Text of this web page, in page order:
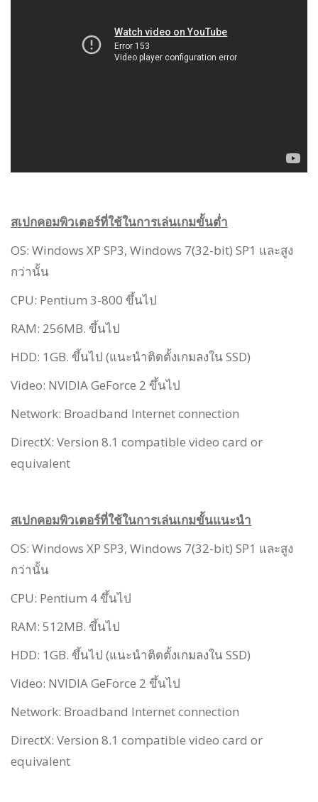
สเปกคอมพิวเตอร์ที่ใช้ในการเล่นเกมขั้นต่ำ
OS: Windows XP SP3, Windows 7(32-bit) SP1 และสูง
กว่านั้น
CPU: Pentium 3-800 ขึ้นไป
RAM: 256MB. ขึ้นไป
HDD: 1GB. ขึ้นไป (แนะนำติดตั้งเกมลงใน SSD)
Video: NVIDIA GeForce 2 ขึ้นไป
Network: Broadband Internet connection
DirectX: Version 8.1 compatible video card or
equivalent
สเปกคอมพิวเตอร์ที่ใช้ในการเล่นเกมขั้นแนะนำ
OS: Windows XP SP3, Windows 7(32-bit) SP1 และสูง
กว่านั้น
CPU: Pentium 4 ขึ้นไป
RAM: 512MB. ขึ้นไป
HDD: 1GB. ขึ้นไป (แนะนำติดตั้งเกมลงใน SSD)
Video: NVIDIA GeForce 2 ขึ้นไป
Network: Broadband Internet connection
DirectX: Version 8.1 compatible video card or
equivalent